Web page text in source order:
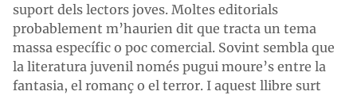
suport dels lectors joves. Moltes editorials
probablement m’haurien dit que tracta un tema
massa específic o poc comercial. Sovint sembla que
la literatura juvenil només pugui moure’s entre la
fantasia, el romanç o el terror. I aquest llibre surt